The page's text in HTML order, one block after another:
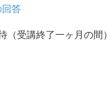
答
受講終了一ヶ月の間）